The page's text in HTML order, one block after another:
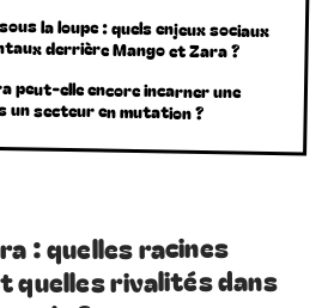
la loupe : quels enjeux sociaux
derrière Mango et Zara ?
peut-elle encore incarner une
un secteur en mutation ?
: quelles racines
quelles rivalités dans